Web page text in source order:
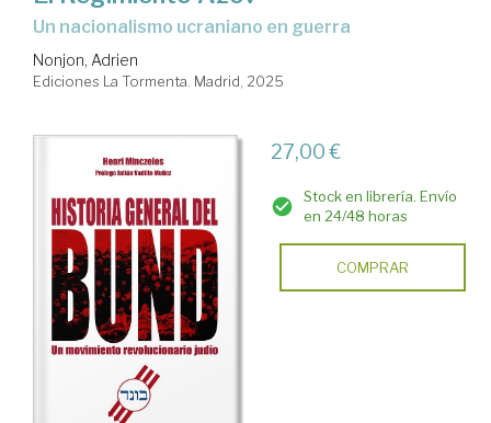
Un nacionalismo ucraniano en guerra
Nonjon, Adrien
Ediciones La Tormenta. Madrid, 2025
27,00 €
Stock en librería. Envío
en 24/48 horas
COMPRAR